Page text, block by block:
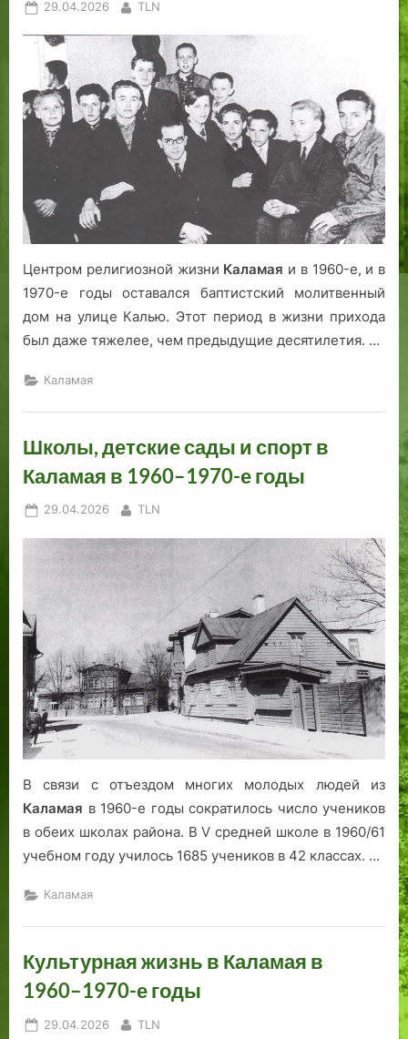
Posted
29.04.2026 By
TLN
Центром религиозной жизни Каламая и в 1960-е, и в
1970-е годы оставался баптистский молитвенный
дом на улице Калью. Этот период в жизни прихода
был даже тяжелее, чем предыдущие десятилетия. …
Каламая
Школы, детские сады и спорт в
Каламая в 1960–1970-е годы
Posted
29.04.2026 By
TLN
В связи с отъездом многих молодых людей из
Каламая в 1960-е годы сократилось число учеников
в обеих школах района. В V средней школе в 1960/61
учебном году училось 1685 учеников в 42 классах. …
Каламая
Культурная жизнь в Каламая в
1960–1970-е годы
Posted
29.04.2026 By
TLN